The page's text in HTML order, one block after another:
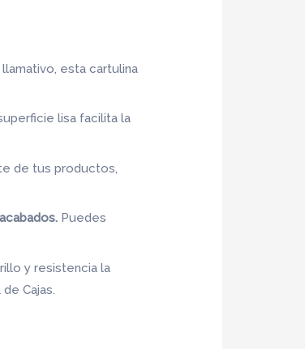
esta cartulina
lisa facilita la
de tus productos,
Puedes
y resistencia la
Cajas.